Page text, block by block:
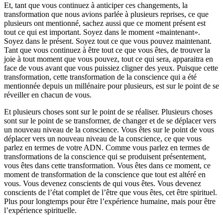
Et, tant que vous continuez à anticiper ces changements, la
transformation que nous avions parlée à plusieurs reprises, ce que
plusieurs ont mentionné, sachez aussi que ce moment présent est
tout ce qui est important. Soyez dans le moment «maintenant».
Soyez dans le présent. Soyez tout ce que vous pouvez maintenant.
Tant que vous continuez à être tout ce que vous êtes, de trouver la
joie à tout moment que vous pouvez, tout ce qui sera, apparaitra en
face de vous avant que vous puissiez cligner des yeux. Puisque cette
transformation, cette transformation de la conscience qui a été
mentionnée depuis un millénaire pour plusieurs, est sur le point de se
réveiller en chacun de vous.
Et plusieurs choses sont sur le point de se réaliser. Plusieurs choses
sont sur le point de se transformer, de changer et de se déplacer vers
un nouveau niveau de la conscience. Vous êtes sur le point de vous
déplacer vers un nouveau niveau de la conscience, ce que vous
parlez en termes de votre ADN. Comme vous parlez en termes de
transformations de la conscience qui se produisent présentement,
vous êtes dans cette transformation. Vous êtes dans ce moment, ce
moment de transformation de la conscience que tout est altéré en
vous. Vous devenez conscients de qui vous êtes. Vous devenez
conscients de l’état complet de l’être que vous êtes, cet être spirituel.
Plus pour longtemps pour être l’expérience humaine, mais pour être
l’expérience spirituelle.